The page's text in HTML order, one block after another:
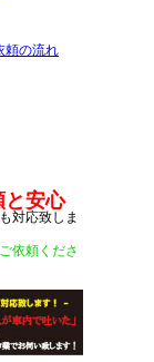
頼の流れ
と安心
対応致しま
依頼くださ